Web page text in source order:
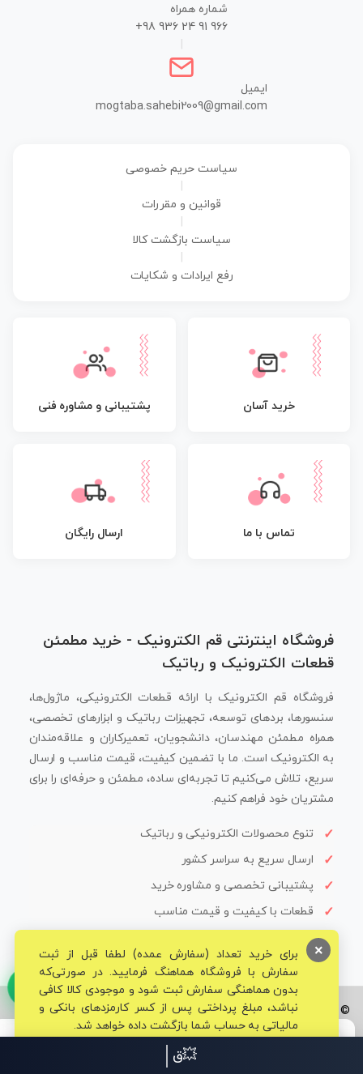
شماره همراه
+98 936 24 91 966
ایمیل
mogtaba.sahebi2009@gmail.com
سیاست حریم خصوصی
قوانین و مقررات
سیاست بازگشت کالا
رفع ایرادات و شکایات
خرید آسان پشتیبانی و مشاوره فنی
تماس با ما ارسال رایگان
فروشگاه اینترنتی قم الکترونیک - خرید مطمئن
قطعات الکترونیک و رباتیک
فروشگاه قم الکترونیک با ارائه قطعات الکترونیکی، ماژول‌ها،
سنسورها، بردهای توسعه، تجهیزات رباتیک و ابزارهای تخصصی،
همراه مطمئن مهندسان، دانشجویان، تعمیرکاران و علاقه‌مندان
به الکترونیک است. ما با تضمین کیفیت، قیمت مناسب و ارسال
سریع، تلاش می‌کنیم تا تجربه‌ای ساده، مطمئن و حرفه‌ای را برای
مشتریان خود فراهم کنیم.
تنوع محصولات الکترونیکی و رباتیک
ارسال سریع به سراسر کشور
پشتیبانی تخصصی و مشاوره خرید
قطعات با کیفیت و قیمت مناسب
© تمامی حقوق برای فروشگاه تخصصی قم الکترونیک محفوظ می‌باشد.
برای خرید تعداد (سفارش عمده) لطفا قبل از ثبت
سفارش با فروشگاه هماهنگ فرمایید. در صورتی‌که
بدون هماهنگی سفارش ثبت شود و موجودی کالا کافی
نباشد، مبلغ پرداختی پس از کسر کارمزدهای بانکی و
مالیاتی به حساب شما بازگشت داده خواهد شد.
×
💥قم الکترونیک مرکز تخص